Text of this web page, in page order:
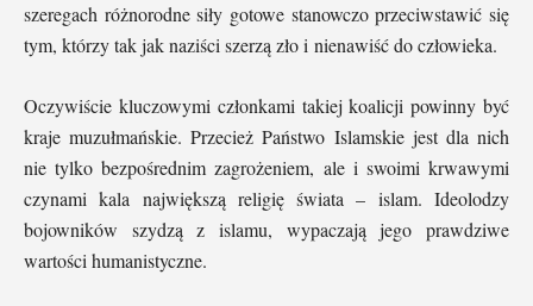
szeregach różnorodne siły gotowe stanowczo przeciwstawić się
tym, którzy tak jak naziści szerzą zło i nienawiść do człowieka.
Oczywiście kluczowymi członkami takiej koalicji powinny być
kraje muzułmańskie. Przecież Państwo Islamskie jest dla nich
nie tylko bezpośrednim zagrożeniem, ale i swoimi krwawymi
czynami kala największą religię świata – islam. Ideolodzy
bojowników szydzą z islamu, wypaczają jego prawdziwe
wartości humanistyczne.